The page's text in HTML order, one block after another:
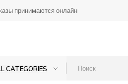
принимаются онлайн
CATEGORIES